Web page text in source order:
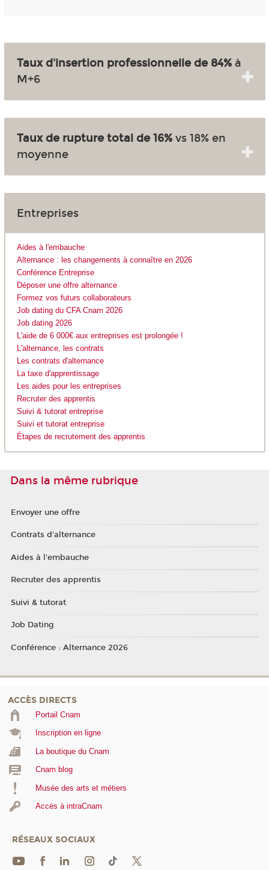
Taux d'insertion professionnelle de 84% à
M+6
Taux de rupture total de 16%vs 18% en
moyenne
Entreprises
Aides à l'embauche
Alternance : les changements à connaître en 2026
Conférence Entreprise
Déposer une offre alternance
Formez vos futurs collaborateurs
Job dating du CFA Cnam 2026
Job dating 2026
L'aide de 6 000€ aux entreprises est prolongée !
L'alternance, les contrats
Les contrats d'alternance
La taxe d'apprentissage
Les aides pour les entreprises
Recruter des apprentis
Suivi & tutorat entreprise
Suivi et tutorat entreprise
Étapes de recrutement des apprentis
Dans la même rubrique
Envoyer une offre
Contrats d'alternance
Aides à l'embauche
Recruter des apprentis
Suivi & tutorat
Job Dating
Conférence : Alternance 2026
ACCÈS DIRECTS
Portail Cnam
Inscription en ligne
La boutique du Cnam
Cnam blog
Musée des arts et métiers
Accès à intraCnam
RÉSEAUX SOCIAUX